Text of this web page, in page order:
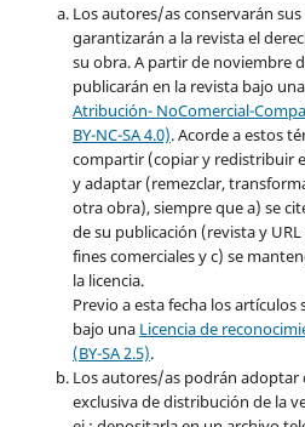
Los autores/as conservarán
garantizarán a la revista el
su obra. A partir de noviembre
publicarán en la revista bajo
Atribución- NoComercial-
BY-NC-SA 4.0). Acorde a estos
compartir (copiar y redistribuir
y adaptar (remezclar,
otra obra), siempre que a) se
de su publicación (revista y
fines comerciales y c) se
la licencia.
Previo a esta fecha los
bajo una Licencia de
(BY-SA 2.5).
Los autores/as podrán adoptar
exclusiva de distribución de la